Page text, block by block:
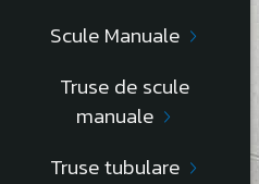
Scule Manuale
Truse de scule
manuale
Truse tubulare